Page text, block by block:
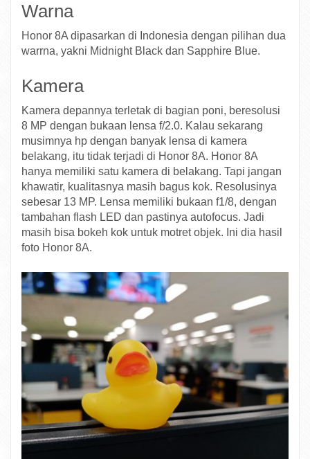
Warna
Honor 8A dipasarkan di Indonesia dengan pilihan dua
warrna, yakni Midnight Black dan Sapphire Blue.
Kamera
Kamera depannya terletak di bagian poni, beresolusi
8 MP dengan bukaan lensa f/2.0. Kalau sekarang
musimnya hp dengan banyak lensa di kamera
belakang, itu tidak terjadi di Honor 8A. Honor 8A
hanya memiliki satu kamera di belakang. Tapi jangan
khawatir, kualitasnya masih bagus kok. Resolusinya
sebesar 13 MP. Lensa memiliki bukaan f1/8, dengan
tambahan flash LED dan pastinya autofocus. Jadi
masih bisa bokeh kok untuk motret objek. Ini dia hasil
foto Honor 8A.